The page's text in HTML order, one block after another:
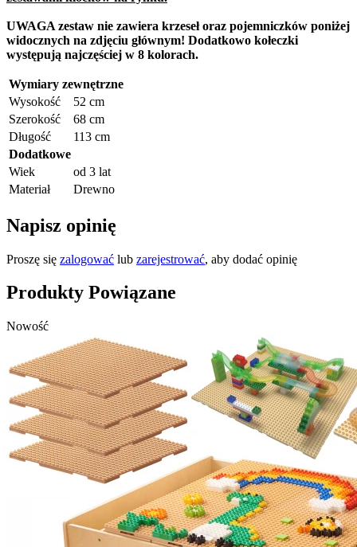
UWAGA zestaw nie zawiera krzeseł oraz pojemniczków poniżej
widocznych na zdjęciu głównym! Dodatkowo kołeczki
występują najczęściej w 8 kolorach.
Wymiary zewnętrzne
Wysokość
52 cm
Szerokość
68 cm
Długość
113 cm
Dodatkowe
Wiek
od 3 lat
Materiał
Drewno
Napisz opinię
Proszę się zalogować lub zarejestrować, aby dodać opinię
Produkty Powiązane
Nowość